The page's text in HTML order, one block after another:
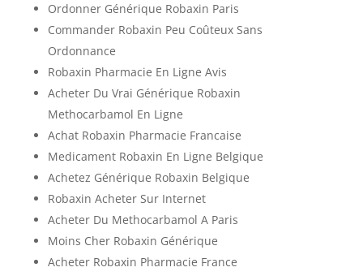
Ordonner Générique Robaxin Paris
Commander Robaxin Peu Coûteux Sans
Ordonnance
Robaxin Pharmacie En Ligne Avis
Acheter Du Vrai Générique Robaxin
Methocarbamol En Ligne
Achat Robaxin Pharmacie Francaise
Medicament Robaxin En Ligne Belgique
Achetez Générique Robaxin Belgique
Robaxin Acheter Sur Internet
Acheter Du Methocarbamol A Paris
Moins Cher Robaxin Générique
Acheter Robaxin Pharmacie France